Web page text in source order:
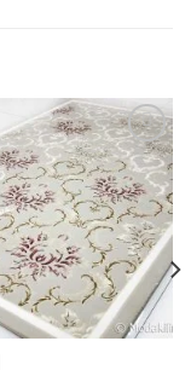
Добавить
в
избранное